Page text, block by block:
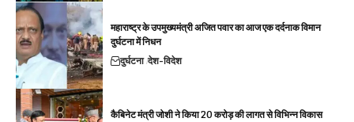
महाराष्ट्र के उपमुख्यमंत्री अजित पवार का आज एक दर्दनाक विमान
दुर्घटना में निधन
दुर्घटना देश-विदेश
कैबिनेट मंत्री जोशी ने किया 20 करोड़ की लागत से विभिन्न विकास